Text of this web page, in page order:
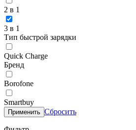
2 в 1
3 в 1
Тип быстрой зарядки
Quick Charge
Бренд
Borofone
Smartbuy
Применить Сбросить